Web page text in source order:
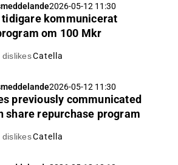
2026-05-12 11:30
kommunicerat
om 100 Mkr
dislikesCatella
2026-05-12 11:30
previously communicated
share repurchase program
dislikesCatella